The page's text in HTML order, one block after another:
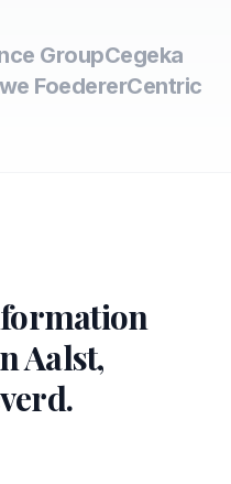
GroupCegeka
FoedererCentric
Aalst,